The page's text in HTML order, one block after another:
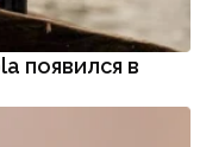
появился в